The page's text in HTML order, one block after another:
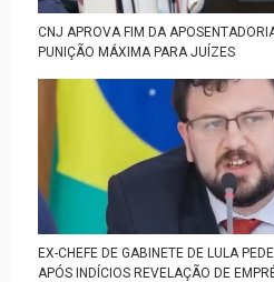
CNJ APROVA FIM DA
PUNIÇÃO MÁXIMA PARA JUÍZES
EX-CHEFE DE GABINETE DE LULA
APÓS INDÍCIOS REVELAÇÃO DE